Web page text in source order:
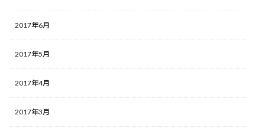
2017年6月
2017年5月
2017年4月
2017年3月